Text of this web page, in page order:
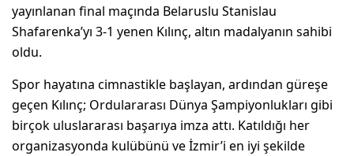
yayınlanan final maçında Belaruslu Stanislau
Shafarenka’yı 3-1 yenen Kılınç, altın madalyanın sahibi
oldu.
Spor hayatına cimnastikle başlayan, ardından güreşe
geçen Kılınç; Ordulararası Dünya Şampiyonlukları gibi
birçok uluslararası başarıya imza attı. Katıldığı her
organizasyonda kulübünü ve İzmir’i en iyi şekilde